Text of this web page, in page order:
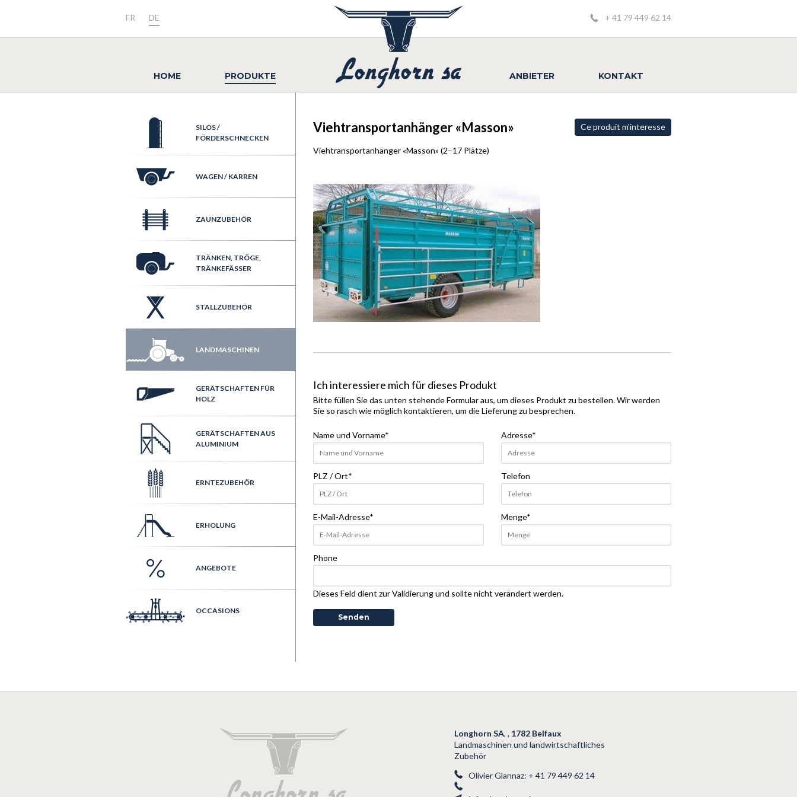
FR DE + 41 79 449 62 14
HOME PRODUKTE ANBIETER KONTAKT
SILOS /
FÖRDERSCHNECKEN
WAGEN / KARREN
ZAUNZUBEHÖR
TRÄNKEN, TRÖGE,
TRÄNKEFÄSSER
STALLZUBEHÖR
LANDMASCHINEN
GERÄTSCHAFTEN FÜR
HOLZ
GERÄTSCHAFTEN AUS
ALUMINIUM
ERNTEZUBEHÖR
ERHOLUNG
ANGEBOTE
OCCASIONS
Viehtransportanhänger «Masson»
Viehtransportanhänger «Masson» (2–17 Plätze)
Ce produit m'interesse
Ich interessiere mich für dieses Produkt
Bitte füllen Sie das unten stehende Formular aus, um dieses Produkt zu bestellen. Wir werden
Sie so rasch wie möglich kontaktieren, um die Lieferung zu besprechen.
Name und Vorname* Adresse*
PLZ / Ort* Telefon
E-Mail-Adresse* Menge*
Phone
Dieses Feld dient zur Validierung und sollte nicht verändert werden.
Longhorn SA, , 1782 Belfaux
Landmaschinen und landwirtschaftliches
Zubehör
Olivier Glannaz: + 41 79 449 62 14